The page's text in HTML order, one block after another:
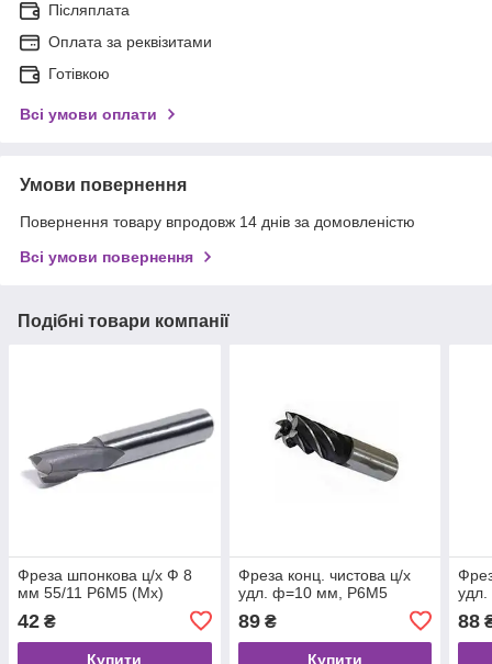
Післяплата
Оплата за реквізитами
Готівкою
Всі умови оплати
Умови повернення
Повернення товару впродовж 14 днів за домовленістю
Всі умови повернення
Подібні товари компанії
Фреза шпонкова ц/х Ф 8
мм 55/11 Р6М5 (Mx)
42 ₴
Купити
Фреза конц. чистова ц/х
удл. ф=10 мм, Р6М5
89₴
Купити
88